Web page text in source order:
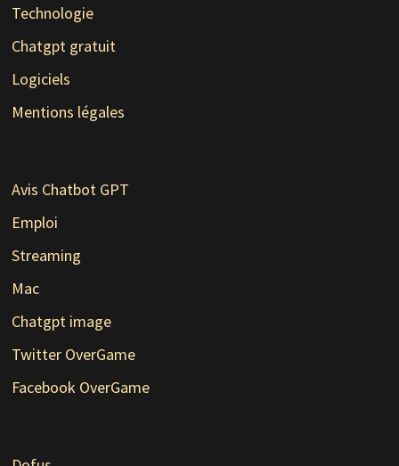
Technologie
Chatgpt gratuit
Logiciels
Mentions légales
Avis Chatbot GPT
Emploi
Streaming
Mac
Chatgpt image
Twitter OverGame
Facebook OverGame